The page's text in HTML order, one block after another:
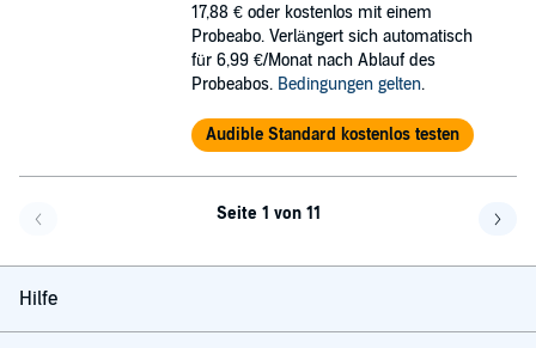
17,88 € oder kostenlos mit einem
Probeabo. Verlängert sich automatisch
für 6,99 €/Monat nach Ablauf des
Probeabos. Bedingungen gelten.
Audible Standard kostenlos testen
Seite 1 von 11
Hilfe